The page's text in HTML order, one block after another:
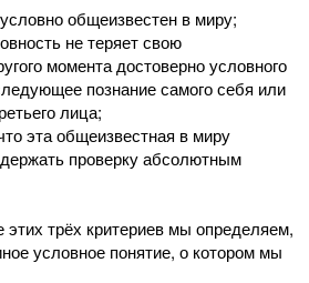
общеизвестен в миру;
не теряет свою
момента достоверно условного
познание самого себя или
лица;
эта общеизвестная в миру
проверку абсолютным
этих трёх критериев мы определяем,
условное понятие, о котором мы